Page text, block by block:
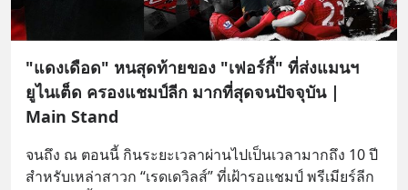
"แดงเดือด" หนสุดท้ายของ "เฟอร์กี้" ที่ส่งแมนฯ
ยูไนเต็ด ครองแชมป์ลีก มากที่สุดจนปัจจุบัน |
Main Stand
จนถึง ณ ตอนนี้ กินระยะเวลาผ่านไปเป็นเวลามากถึง 10 ปี
สำหรับเหล่าสาวก “เรดเดวิลส์” ที่เฝ้ารอแชมป์ พรีเมียร์ลีก